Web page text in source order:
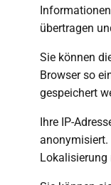
übertragen
Sie können
Browser so
gespeichert
Ihre IP-
anonymisiert.
Lokalisierung